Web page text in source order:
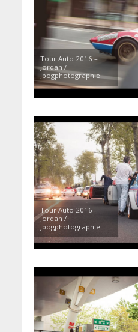
Tour Auto 2016 –
Jordan /
Jpogphotographie
Tour Auto 2016 –
Jordan /
Jpogphotographie